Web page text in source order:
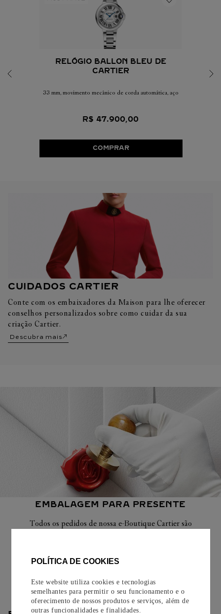
POLÍTICA DE COOKIES
Este website utiliza cookies e tecnologias
semelhantes para permitir o seu funcionamento e o
oferecimento de nossos produtos e serviços, além de
outras funcionalidades e finalidades.
RELÓGIO BALLON BLEU DE
CARTIER
33 mm, movimento mecânico de corda automática, aço
R$ 47.900,00
COMPRAR
CUIDADOS CARTIER
Conte com os embaixadores da Maison para lhe oferecer
conselhos personalizados sobre como cuidar da sua
criação Cartier.
Descubra mais
EMBALAGEM PARA PRESENTE
Todos os pedidos de nossa e-Boutique Cartier são